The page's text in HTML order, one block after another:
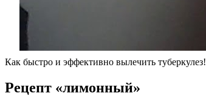
Как быстро и эффективно вылечить туберкулез!
Рецепт «лимонный»